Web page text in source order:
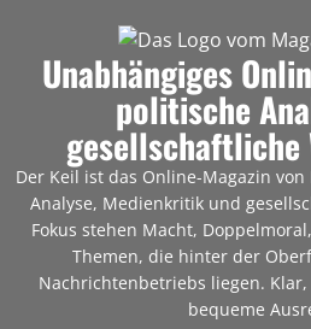
Unabhängiges
politische
Der Keil ist das Online-Magazin
Analyse, Medienkritik und
Fokus stehen Macht,
Themen, die hinter der
Nachrichtenbetriebs liegen.
bequeme